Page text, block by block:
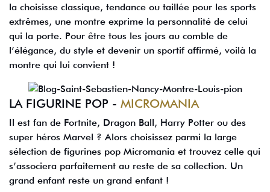
la choisisse classique, tendance ou taillée pour les sports
extrêmes, une montre exprime la personnalité de celui
qui la porte. Pour être tous les jours au comble de
l’élégance, du style et devenir un sportif affirmé, voilà la
montre qui lui convient !
LA FIGURINE POP - MICROMANIA
Il est fan de Fortnite, Dragon Ball, Harry Potter ou des
super héros Marvel ? Alors choisissez parmi la large
sélection de figurines pop Micromania et trouvez celle qui
s’associera parfaitement au reste de sa collection. Un
grand enfant reste un grand enfant !